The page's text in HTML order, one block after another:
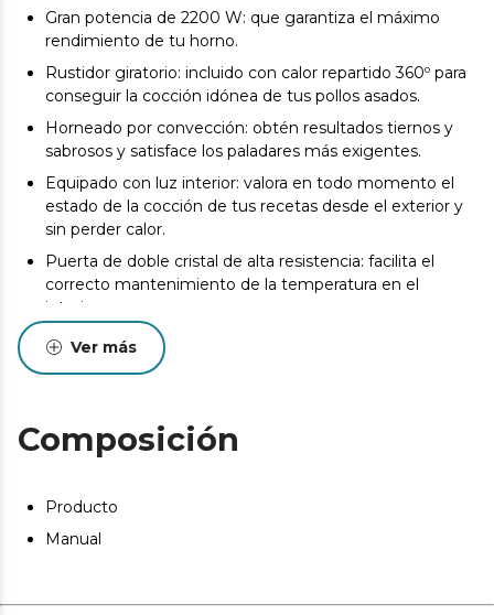
Gran potencia de 2200 W: que garantiza el máximo
rendimiento de tu horno.
Rustidor giratorio: incluido con calor repartido 360º para
conseguir la cocción idónea de tus pollos asados.
Horneado por convección: obtén resultados tiernos y
sabrosos y satisface los paladares más exigentes.
Equipado con luz interior: valora en todo momento el
estado de la cocción de tus recetas desde el exterior y
sin perder calor.
Puerta de doble cristal de alta resistencia: facilita el
correcto mantenimiento de la temperatura en el
interior.
Bandeja recogemigas: incluida para optimizar la
limpieza de tu horno.
Ver más
Composición
Producto
Manual